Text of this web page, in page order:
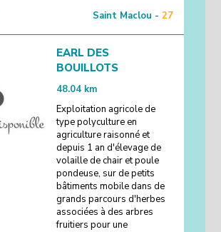
Saint Maclou - 27
EARL DES
BOUILLOTS
48.04 km
Exploitation agricole de
type polyculture en
agriculture raisonné et
depuis 1 an d'élevage de
volaille de chair et poule
pondeuse, sur de petits
bâtiments mobile dans de
grands parcours d'herbes
associées à des arbres
fruitiers pour une